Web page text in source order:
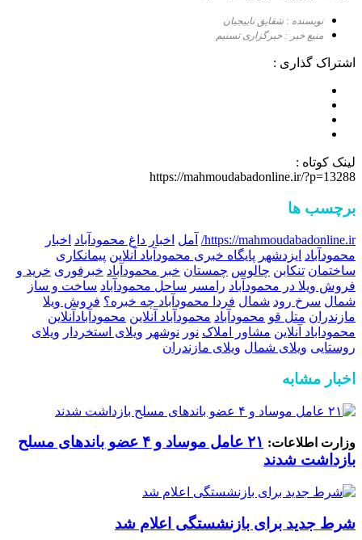
نویسنده : شقایق ناییجیان
منبع خبر : خبرگزاری تسنیم
اشتراک گذاری :
لینک کوتاه :
https://mahmoudabadonline.ir/?p=13288
برچسب ها
https://mahmoudabadonline.ir/ آمل اخبار داغ محمودآباد اخبار
محمودآباد ایزدشهر پایگاه خبری محمودآباد آنلاین پیمانکاری
ساختمان تنکابن چالوس چمستان خبر محمودآباد خبرفوری خرید و
فروش ویلا در محمودآباد رامسر ساحل محمودآباد ساخت و ساز
شمال سرخ رود شمال فردا محمودآباد چه خبره؟ فروش ویلا
مازندران متل قو محمودآباد محمودآباد آنلاین محمودآبادآنلاین
محموداباد آنلاین مشاور املاک نور نوشهر ویلای استخردار ویلای
روستایی ویلای شمال ویلای مازندران
اخبار مشابه
وزارت اطلاعات:
۲۱ عامل موساد و ۴ عضو باند‌های مسلح
بازداشت شدند
شرط جدید برای بازنشستگی اعلام شد